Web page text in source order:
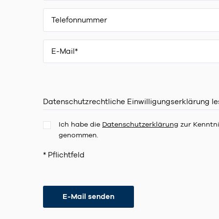
Datenschutzrechtliche Einwilligungserklärung
Ich habe die Datenschutzerklärung zur
genommen.
* Pflichtfeld